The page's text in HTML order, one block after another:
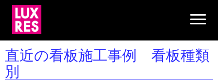
N
a
i
g
a
直近の看板施工事例 看板種類
別